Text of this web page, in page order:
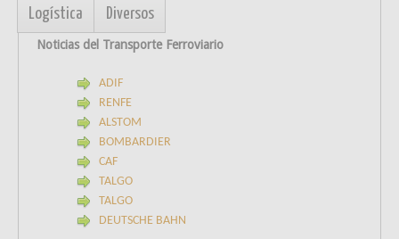
Logística Diversos
Noticias del Transporte Ferroviario
ADIF
RENFE
ALSTOM
BOMBARDIER
CAF
TALGO
TALGO
DEUTSCHE BAHN